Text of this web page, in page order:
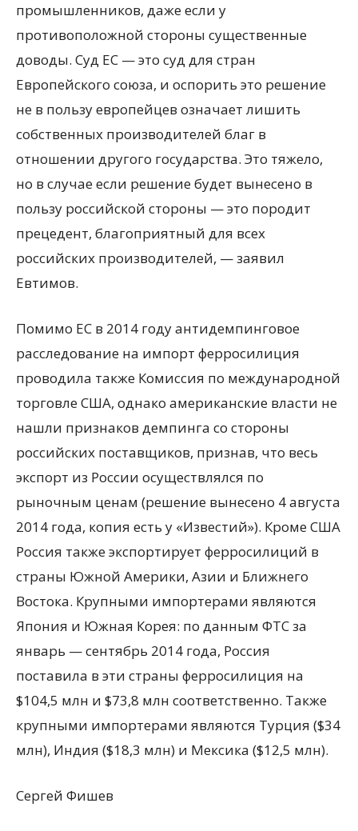
промышленников, даже если у
противоположной стороны существенные
доводы. Суд ЕС — это суд для стран
Европейского союза, и оспорить это решение
не в пользу европейцев означает лишить
собственных производителей благ в
отношении другого государства. Это тяжело,
но в случае если решение будет вынесено в
пользу российской стороны — это породит
прецедент, благоприятный для всех
российских производителей, — заявил
Евтимов.
Помимо ЕС в 2014 году антидемпинговое
расследование на импорт ферросилиция
проводила также Комиссия по международной
торговле США, однако американские власти не
нашли признаков демпинга со стороны
российских поставщиков, признав, что весь
экспорт из России осуществлялся по
рыночным ценам (решение вынесено 4 августа
2014 года, копия есть у «Известий»). Кроме США
Россия также экспортирует ферросилиций в
страны Южной Америки, Азии и Ближнего
Востока. Крупными импортерами являются
Япония и Южная Корея: по данным ФТС за
январь — сентябрь 2014 года, Россия
поставила в эти страны ферросилиция на
$104,5 млн и $73,8 млн соответственно. Также
крупными импортерами являются Турция ($34
млн), Индия ($18,3 млн) и Мексика ($12,5 млн).
Сергей Фишев